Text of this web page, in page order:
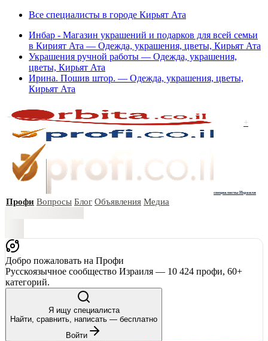
Все специалисты в городе Кирьят Ата
Инбар - Магазин украшений и подарков для всей семьи
в Кирият Ата — Одежда, украшения, цветы, Кирьят Ата
Украшения ручной работы — Одежда, украшения,
цветы, Кирьят Ата
Ирина. Пошив штор. — Одежда, украшения, цветы,
Кирьят Ата
+
специалисты Израиля
Профи Вопросы Блог Объявления Медиа
Добро пожаловать на Профи
Русскоязычное сообщество Израиля — 10 424 профи, 60+
категорий.
Я ищу специалиста
Найти, сравнить, написать — бесплатно
Войти